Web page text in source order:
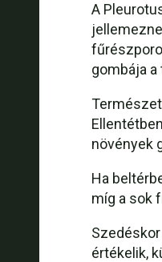
Recept:
Recept:
eryngii
A
gombája
növények
Ha
míg a sok
értékelik,